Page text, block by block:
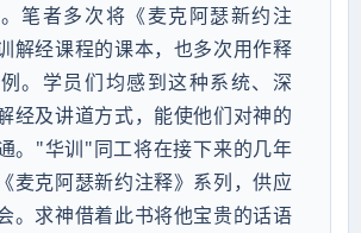
笔者多次将《麦克阿瑟新约注
解经课程的课本，也多次用作释
。学员们均感到这种系统、深
经及讲道方式，能使他们对神的
。"华训"同工将在接下来的几年
麦克阿瑟新约注释》系列，供应
。求神借着此书将他宝贵的话语